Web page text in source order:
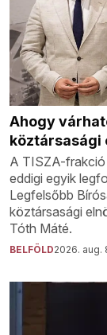
Ahogy
köztársasági
A TISZA-
eddigi egyik
Legfelsőbb
köztársasági
Tóth Máté.
BELFÖLD2026. aug.